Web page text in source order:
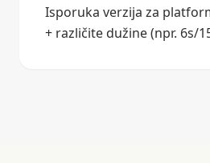
Isporuka verzija za
+ različite dužine (npr. 6s/